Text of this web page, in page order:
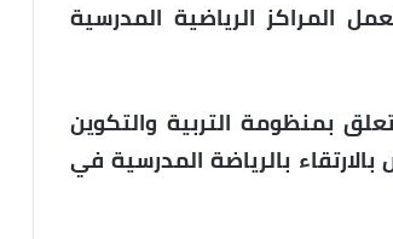
المراكز الرياضية المدرسية
بمنظومة التربية والتكوين
وفي سياق تنزيل المشروع رقم 11 الخاص بالارتقاء بالرياضة المدرسية في